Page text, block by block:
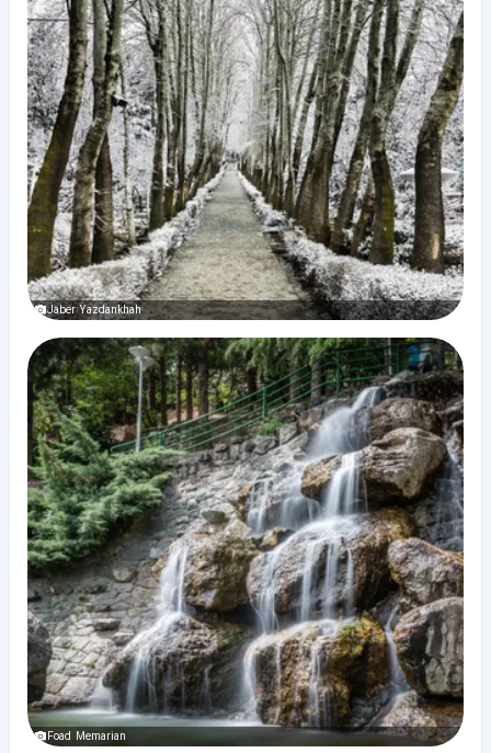
Jaber Yazdankhah
Foad Memarian